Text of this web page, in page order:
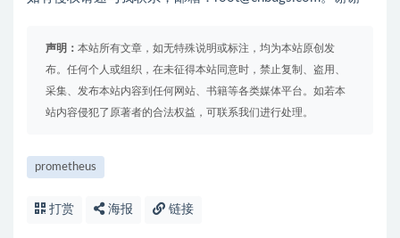
声明： 本站所有文章，如无特殊说明或标注，均为本站原创发
布。任何个人或组织，在未征得本站同意时，禁止复制、盗用、
采集、发布本站内容到任何网站、书籍等各类媒体平台。如若本
站内容侵犯了原著者的合法权益，可联系我们进行处理。
prometheus
打赏 海报 链接